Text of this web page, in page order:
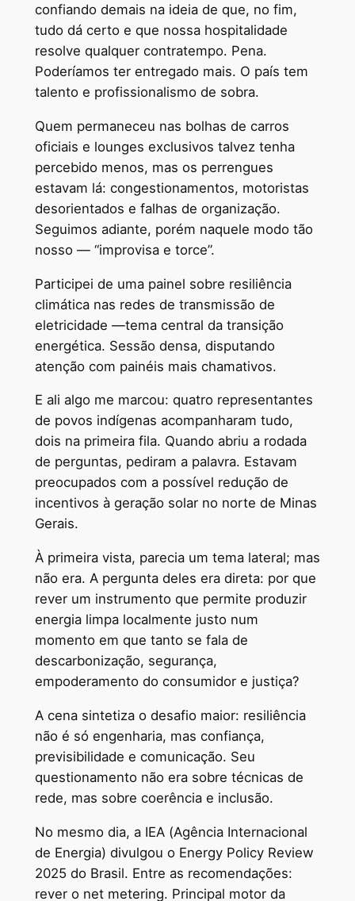
confiando demais na ideia de que, no fim,
tudo dá certo e que nossa hospitalidade
resolve qualquer contratempo. Pena.
Poderíamos ter entregado mais. O país tem
talento e profissionalismo de sobra.
Quem permaneceu nas bolhas de carros
oficiais e lounges exclusivos talvez tenha
percebido menos, mas os perrengues
estavam lá: congestionamentos, motoristas
desorientados e falhas de organização.
Seguimos adiante, porém naquele modo tão
nosso — “improvisa e torce”.
Participei de uma painel sobre resiliência
climática nas redes de transmissão de
eletricidade —tema central da transição
energética. Sessão densa, disputando
atenção com painéis mais chamativos.
E ali algo me marcou: quatro representantes
de povos indígenas acompanharam tudo,
dois na primeira fila. Quando abriu a rodada
de perguntas, pediram a palavra. Estavam
preocupados com a possível redução de
incentivos à geração solar no norte de Minas
Gerais.
À primeira vista, parecia um tema lateral; mas
não era. A pergunta deles era direta: por que
rever um instrumento que permite produzir
energia limpa localmente justo num
momento em que tanto se fala de
descarbonização, segurança,
empoderamento do consumidor e justiça?
A cena sintetiza o desafio maior: resiliência
não é só engenharia, mas confiança,
previsibilidade e comunicação. Seu
questionamento não era sobre técnicas de
rede, mas sobre coerência e inclusão.
No mesmo dia, a IEA (Agência Internacional
de Energia) divulgou o Energy Policy Review
2025 do Brasil. Entre as recomendações:
rever o net metering. Principal motor da